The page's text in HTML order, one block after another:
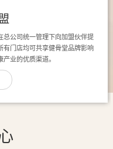
总公司统一管理下向加盟伙伴提
有门店均可共享健骨堂品牌影响
业的优质渠道。